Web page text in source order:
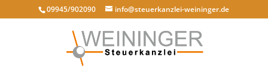
09945/902090 info@steuerkanzlei-weininger.de